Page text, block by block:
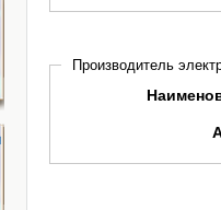
Производитель